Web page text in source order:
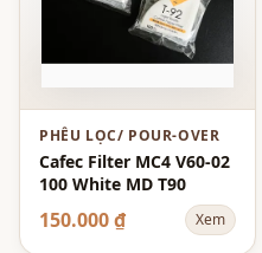
PHỄU LỌC/ POUR-OVER
Cafec Filter MC4 V60-02
100 White MD T90
150.000 ₫ Xem